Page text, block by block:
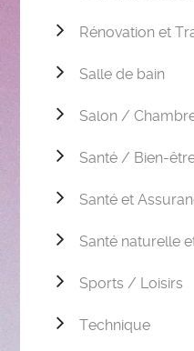
Rénovation et
Salle de bain
Salon /
Santé / Bien-
Santé et
Santé naturelle
Sports / Loisirs
Technique